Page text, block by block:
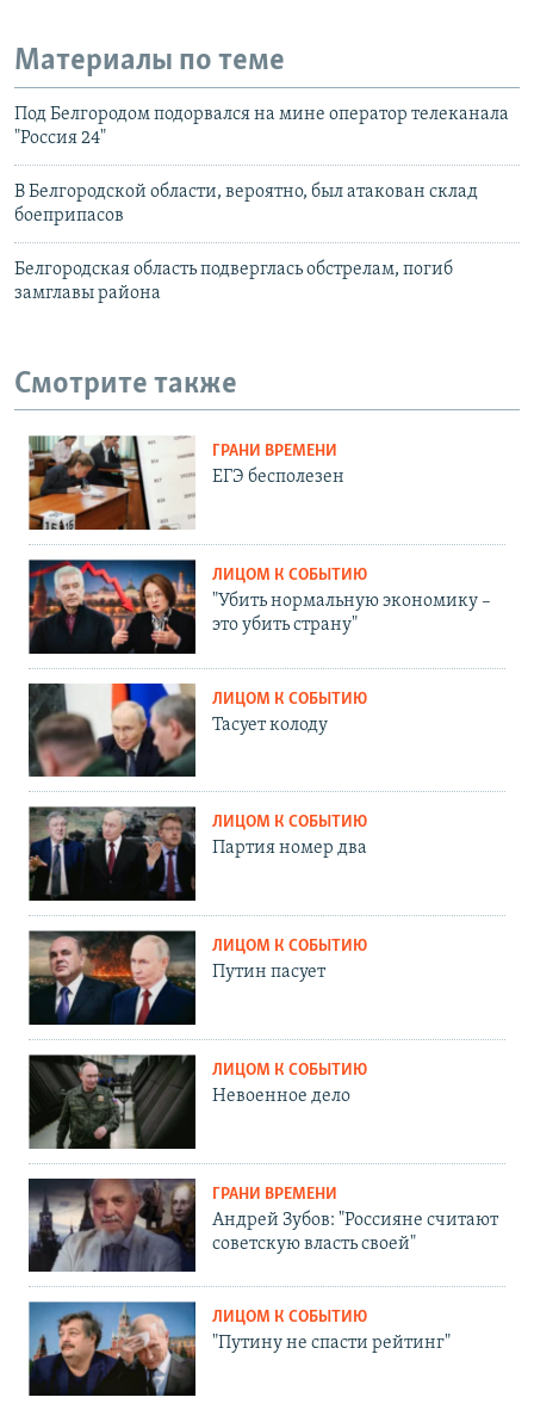
Материалы по теме
Под Белгородом подорвался на мине оператор телеканала
"Россия 24"
В Белгородской области, вероятно, был атакован склад
боеприпасов
Белгородская область подверглась обстрелам, погиб
замглавы района
Смотрите также
ГРАНИ ВРЕМЕНИ
ЕГЭ бесполезен
ЛИЦОМ К СОБЫТИЮ
"Убить нормальную экономику –
это убить страну"
ЛИЦОМ К СОБЫТИЮ
Тасует колоду
ЛИЦОМ К СОБЫТИЮ
Партия номер два
ЛИЦОМ К СОБЫТИЮ
Путин пасует
ЛИЦОМ К СОБЫТИЮ
Невоенное дело
ГРАНИ ВРЕМЕНИ
Андрей Зубов: "Россияне считают
советскую власть своей"
ЛИЦОМ К СОБЫТИЮ
"Путину не спасти рейтинг"